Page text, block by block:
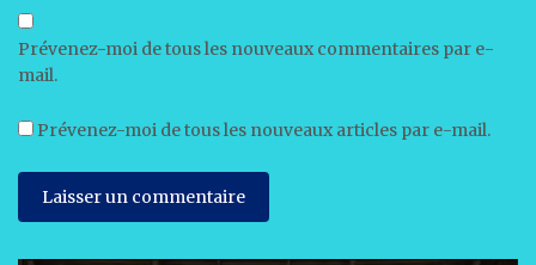
Prévenez-moi de tous les nouveaux commentaires par e-
mail.
Prévenez-moi de tous les nouveaux articles par e-mail.